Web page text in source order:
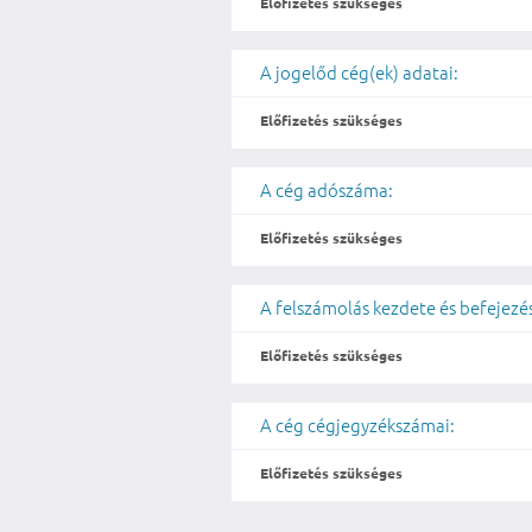
A jogelőd cég(ek) adatai:
Előfizetés szükséges
A cég adószáma:
Előfizetés szükséges
A felszámolás kezdete és
Előfizetés szükséges
A cég cégjegyzékszámai:
Előfizetés szükséges